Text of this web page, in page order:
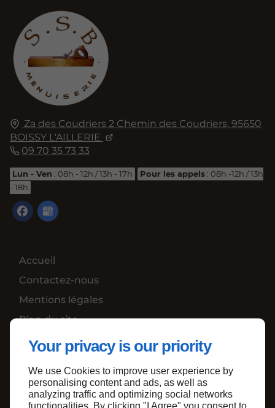
Your privacy is our priority
We use Cookies to improve user experience by
personalising content and ads, as well as
analyzing traffic and optimizing social networks
functionalities. By clicking "I Agree" you consent to
Za des Coudriers 2 Chemin des Coudriers, 95650
BOISSY L'AILLERIE
09 70 35 73 33
Lun - Ven : 08h - 12h / 13h - 17h Pour les appels : 08h -12h / 13h
- 18h
Accueil
Contactez-nous
Mentions légales
Plan du site
Haut de page